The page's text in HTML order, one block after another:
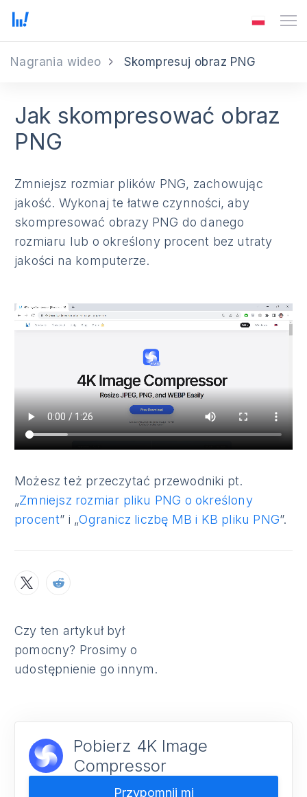
Nagrania wideo Skompresuj obraz PNG
Jak skompresować obraz
PNG
Zmniejsz rozmiar plików PNG, zachowując
jakość. Wykonaj te łatwe czynności, aby
skompresować obrazy PNG do danego
rozmiaru lub o określony procent bez utraty
jakości na komputerze.
Możesz też przeczytać przewodniki pt.
„Zmniejsz rozmiar pliku PNG o określony
procent” i „Ogranicz liczbę MB i KB pliku PNG”.
Czy ten artykuł był
pomocny? Prosimy o
udostępnienie go innym.
Pobierz 4K Image
Compressor
Przypomnij mi